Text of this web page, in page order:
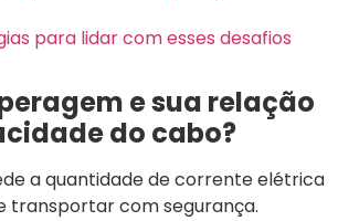
para lidar com esses desafios
e sua relação
do cabo?
a quantidade de corrente elétrica
transportar com segurança.